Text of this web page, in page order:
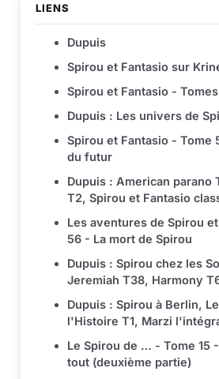
LIENS
Dupuis
Spirou et Fantasio sur
Spirou et Fantasio - Tomes
Dupuis : Les univers de
Spirou et Fantasio - Tome
du futur
Dupuis : American parano
T2, Spirou et Fantasio
Les aventures de Spirou
56 - La mort de Spirou
Dupuis : Spirou chez les
Jeremiah T38, Harmony
Dupuis : Spirou à Berlin,
l'Histoire T1, Marzi
Le Spirou de … - Tome 15
tout (deuxième partie)